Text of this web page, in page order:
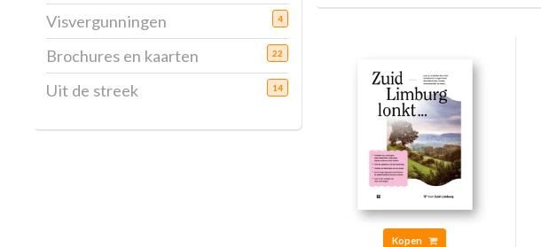
Visvergunningen 4
Brochures en kaarten 22
Uit de streek 14
Kopen